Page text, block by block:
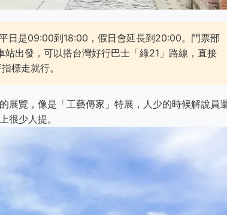
日是09:00到18:00，假日會延長到20:00。門票部
出發，可以搭台灣好行巴士「綠21」路線，直接
標走就行。
展覽，像是「工藝傳家」特展，人少的時候解說員
很少人提。